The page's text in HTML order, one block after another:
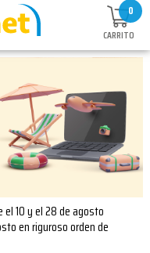
0
CARRITO
10 y el 28 de agosto
en riguroso orden de